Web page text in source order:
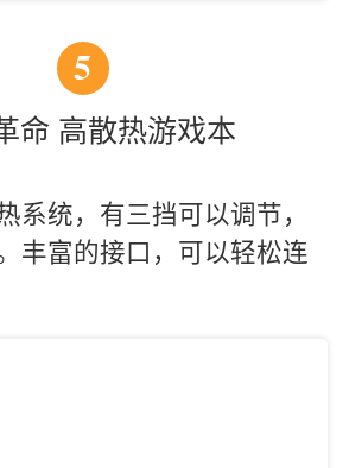
5
命 高散热游戏本
系统，有三挡可以调节，
丰富的接口，可以轻松连